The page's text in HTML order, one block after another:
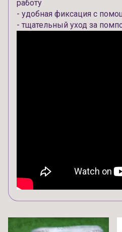
работу
- удобная фиксация с
- тщательный уход за